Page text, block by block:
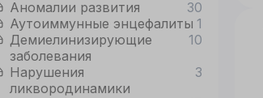
Аномалии развития
30
Аутоиммунные энцефалиты 1
Демиелинизирующие
заболевания
10
Нарушения
ликвородинамики
3